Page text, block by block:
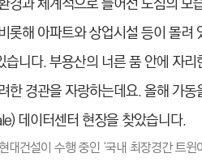
롯해 아파트와 상업시설 등이 몰려
습니다. 부용산의 너른 품 안에 자
한 경관을 자랑하는데요. 올해 가
데이터센터 현장을 찾았습니다.
대건설이 수행 중인 ‘국내 최장경간 트